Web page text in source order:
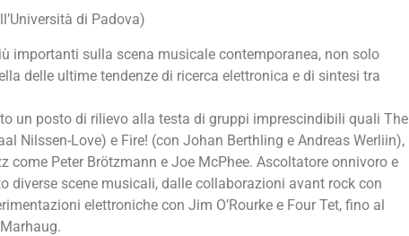
di Padova)
importanti sulla scena musicale contemporanea, non solo
delle ultime tendenze di ricerca elettronica e di sintesi tra
un posto di rilievo alla testa di gruppi imprescindibili quali The
Nilssen-Love) e Fire! (con Johan Berthling e Andreas Werliin),
come Peter Brötzmann e Joe McPhee. Ascoltatore onnivoro e
diverse scene musicali, dalle collaborazioni avant rock con
elettroniche con Jim O’Rourke e Four Tet, fino al